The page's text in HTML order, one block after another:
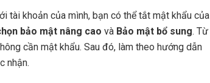
tài khoản của mình, bạn có thể tắt mật khẩu của
bảo mật nâng cao và Bảo mật bổ sung. Từ
cần mật khẩu. Sau đó, làm theo hướng dẫn
nhận.